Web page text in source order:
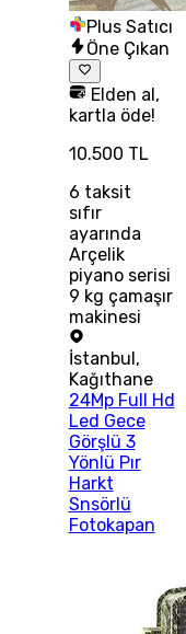
Plus Satıcı
Öne Çıkan
Elden al,
kartla öde!
10.500 TL
6 taksit
sıfır
ayarında
Arçelik
piyano serisi
9 kg çamaşır
makinesi
İstanbul ,
Kağıthane
24Mp Full Hd
Led Gece
Görşlü 3
Yönlü Pır
Harkt
Snsörlü
Fotokapan